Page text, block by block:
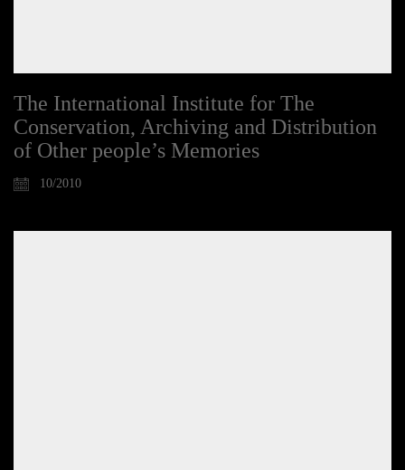
The International Institute for The
Conservation, Archiving and Distribution
of Other people’s Memories
10/2010